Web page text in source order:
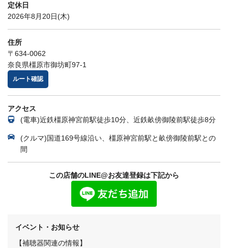
定休日
2026年8月20日(木)
住所
〒634-0062
奈良県橿原市御坊町97-1
ルート確認
アクセス
(電車)近鉄橿原神宮前駅徒歩10分、近鉄畝傍御陵前駅徒歩8分
(クルマ)国道169号線沿い、橿原神宮前駅と畝傍御陵前駅との
間
この店舗のLINE@お友達登録は下記から
イベント・お知らせ
【補聴器関連の情報】